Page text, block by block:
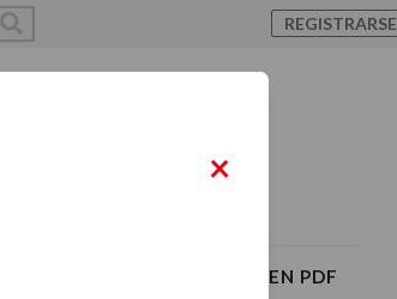
REGISTRARSE
CATÁLOGO ALBATROS 2026 EN PDF
×